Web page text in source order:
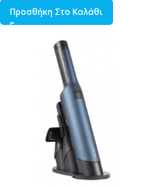
Προσθήκη Στο Καλάθι